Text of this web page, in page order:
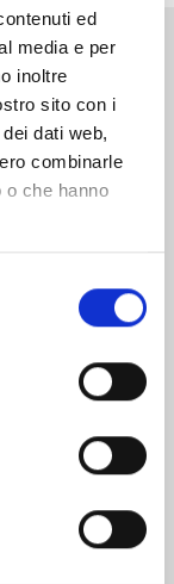
ed
media e per
inoltre
sito con i
dati web,
combinarle
o che hanno